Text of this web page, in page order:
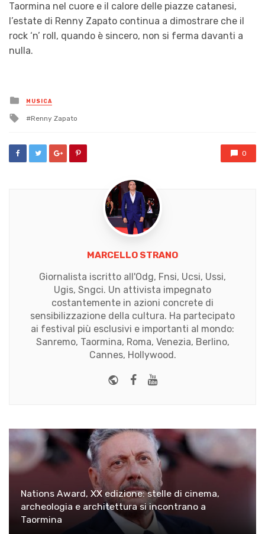
Taormina nel cuore e il calore delle piazze catanesi,
l’estate di Renny Zapato continua a dimostrare che il
rock ‘n’ roll, quando è sincero, non si ferma davanti a
nulla.
Posted
in
MUSICA
Tagged
Renny Zapato
0
MARCELLO STRANO
Giornalista iscritto all'Odg, Fnsi, Ucsi, Ussi,
Ugis, Sngci. Un attivista impegnato
costantemente in azioni concrete di
sensibilizzazione della cultura. Ha partecipato
ai festival più esclusivi e importanti al mondo:
Sanremo, Taormina, Roma, Venezia, Berlino,
Cannes, Hollywood.
Website
Facebook
Youtube
Nations Award, XX edizione: stelle di cinema,
archeologia e architettura si incontrano a
Taormina